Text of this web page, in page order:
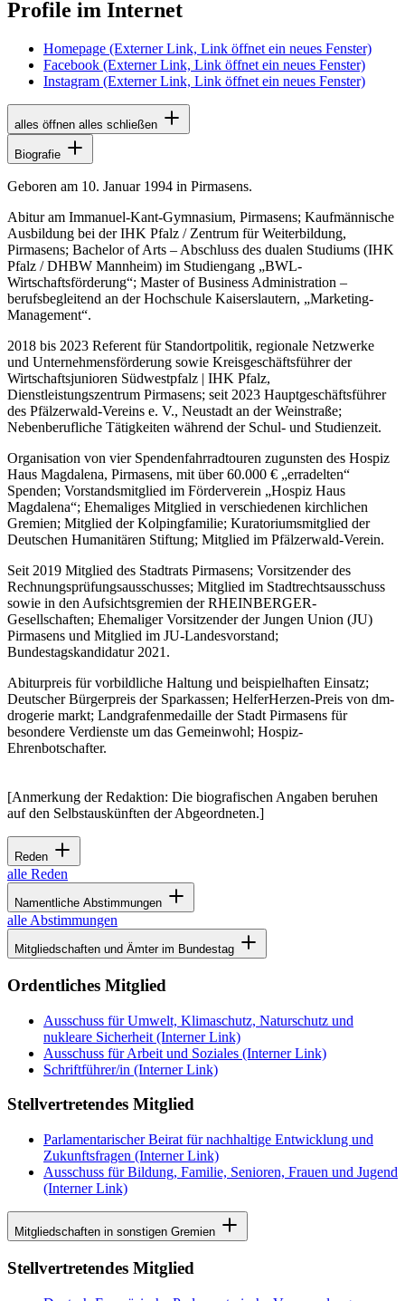
Profile im Internet
Homepage (Externer Link, Link öffnet ein neues Fenster)
Facebook (Externer Link, Link öffnet ein neues Fenster)
Instagram (Externer Link, Link öffnet ein neues Fenster)
alles öffnen alles schließen
Biografie
Geboren am 10. Januar 1994 in Pirmasens.
Abitur am Immanuel-Kant-Gymnasium, Pirmasens; Kaufmännische
Ausbildung bei der IHK Pfalz / Zentrum für Weiterbildung,
Pirmasens; Bachelor of Arts – Abschluss des dualen Studiums (IHK
Pfalz / DHBW Mannheim) im Studiengang „BWL-
Wirtschaftsförderung“; Master of Business Administration –
berufsbegleitend an der Hochschule Kaiserslautern, „Marketing-
Management“.
2018 bis 2023 Referent für Standortpolitik, regionale Netzwerke
und Unternehmensförderung sowie Kreisgeschäftsführer der
Wirtschaftsjunioren Südwestpfalz | IHK Pfalz,
Dienstleistungszentrum Pirmasens; seit 2023 Hauptgeschäftsführer
des Pfälzerwald-Vereins e. V., Neustadt an der Weinstraße;
Nebenberufliche Tätigkeiten während der Schul- und Studienzeit.
Organisation von vier Spendenfahrradtouren zugunsten des Hospiz
Haus Magdalena, Pirmasens, mit über 60.000 € „erradelten“
Spenden; Vorstandsmitglied im Förderverein „Hospiz Haus
Magdalena“; Ehemaliges Mitglied in verschiedenen kirchlichen
Gremien; Mitglied der Kolpingfamilie; Kuratoriumsmitglied der
Deutschen Humanitären Stiftung; Mitglied im Pfälzerwald-Verein.
Seit 2019 Mitglied des Stadtrats Pirmasens; Vorsitzender des
Rechnungsprüfungsausschusses; Mitglied im Stadtrechtsausschuss
sowie in den Aufsichtsgremien der RHEINBERGER-
Gesellschaften; Ehemaliger Vorsitzender der Jungen Union (JU)
Pirmasens und Mitglied im JU-Landesvorstand;
Bundestagskandidatur 2021.
Abiturpreis für vorbildliche Haltung und beispielhaften Einsatz;
Deutscher Bürgerpreis der Sparkassen; HelferHerzen-Preis von dm-
drogerie markt; Landgrafenmedaille der Stadt Pirmasens für
besondere Verdienste um das Gemeinwohl; Hospiz-
Ehrenbotschafter.
[Anmerkung der Redaktion: Die biografischen Angaben beruhen
auf den Selbstauskünften der Abgeordneten.]
Reden
alle Reden
Namentliche Abstimmungen
alle Abstimmungen
Mitgliedschaften und Ämter im Bundestag
Ordentliches Mitglied
Ausschuss für Umwelt, Klimaschutz, Naturschutz und
nukleare Sicherheit (Interner Link)
Ausschuss für Arbeit und Soziales (Interner Link)
Schriftführer/in (Interner Link)
Stellvertretendes Mitglied
Parlamentarischer Beirat für nachhaltige Entwicklung und
Zukunftsfragen (Interner Link)
Ausschuss für Bildung, Familie, Senioren, Frauen und Jugend
(Interner Link)
Mitgliedschaften in sonstigen Gremien
Stellvertretendes Mitglied